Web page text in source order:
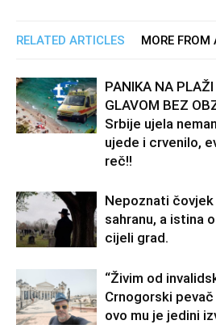
RELATED ARTICLES MORE FROM
PANIKA NA
GLAVOM BEZ
Srbije ujela
ujede i crvenilo,
reč!!
Nepoznati čovjek
sahranu, a istina
cijeli grad.
“Živim od
Crnogorski
ovo mu je jedini